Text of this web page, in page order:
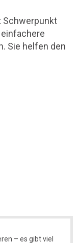
Schwerpunkt
Sie helfen den
– es gibt viel